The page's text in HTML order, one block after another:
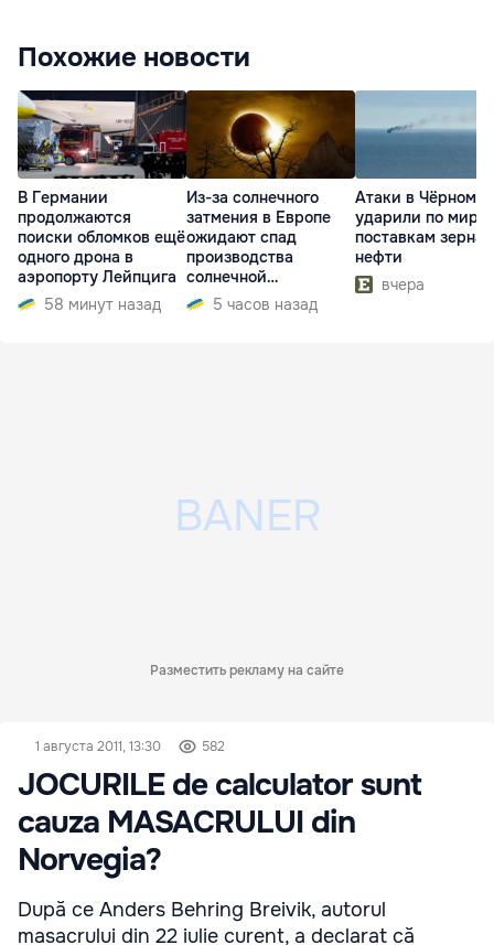
Похожие новости
В Германии
продолжаются
поиски обломков ещё
одного дрона в
аэропорту Лейпцига
58 минут назад
Из-за солнечного
затмения в Европе
ожидают спад
производства
солнечной
электроэнергии
5 часов назад
Атаки в Чёрном
ударили по
поставкам зерна
нефти
вчера
Разместить рекламу на сайте
1 августа 2011, 13:30 582
JOCURILE de calculator sunt
cauza MASACRULUI din
Norvegia?
După ce Anders Behring Breivik, autorul
masacrului din 22 iulie curent, a declarat că